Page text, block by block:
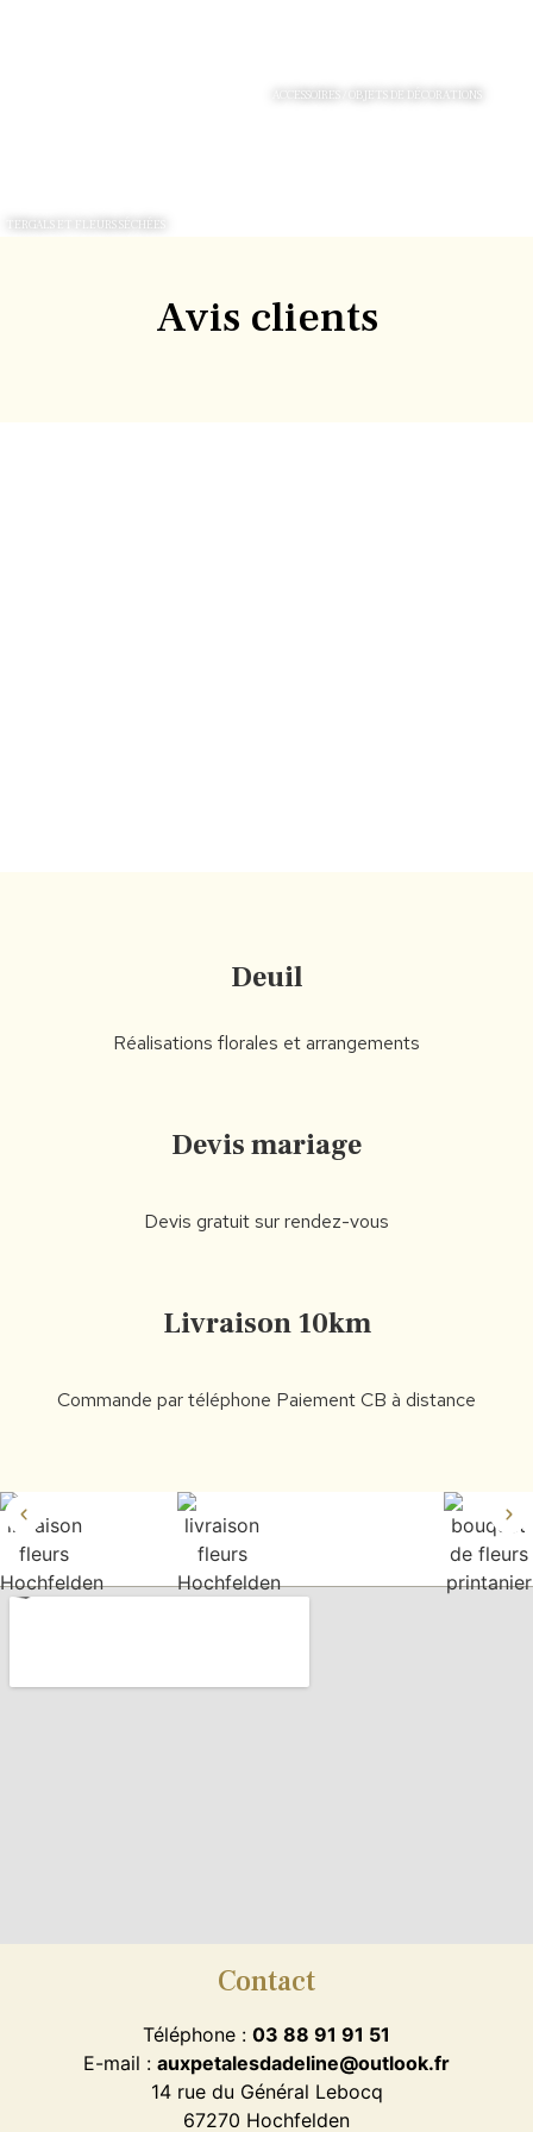
ACCESSOIRES / OBJETS DE DÉCORATIONS
TERGALS ET FLEURS SÉCHÉES
Avis clients
Deuil
Réalisations florales et arrangements
Devis mariage
Devis gratuit sur rendez-vous
Livraison 10km
Commande par téléphone Paiement CB à distance
Contact
Téléphone : 03 88 91 91 51
E-mail : auxpetalesdadeline@outlook.fr
14 rue du Général Lebocq
67270 Hochfelden